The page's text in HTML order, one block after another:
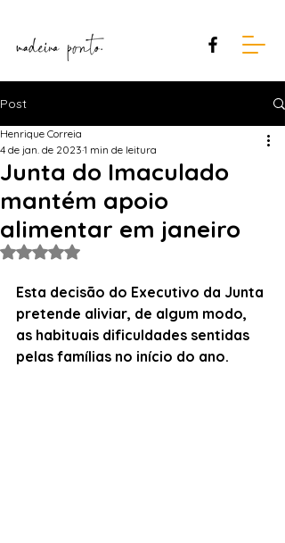
Post
Junta do Imaculado
mantém apoio
alimentar em janeiro
Henrique Correia
4 de jan. de 2023 1 min de leitura
Avaliado com NaN de 5 estrelas.
Esta decisão do Executivo da Junta
pretende aliviar, de algum modo,
as habituais dificuldades sentidas
pelas famílias no início do ano.